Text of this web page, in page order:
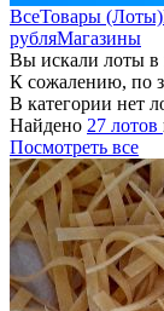
ВсеТовары (Лоты)
рубляМагазины
Вы искали лоты в
К сожалению, по
В категории нет
Найдено 27 лотов
Посмотреть все